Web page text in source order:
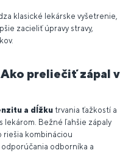
klasické lekárske vyšetrenie,
zacieliť úpravy stravy,
preliečiť zápal v
a dĺžkutrvania ťažkostí a
lekárom. Bežné ľahšie zápaly
riešia kombináciou
odborníka a